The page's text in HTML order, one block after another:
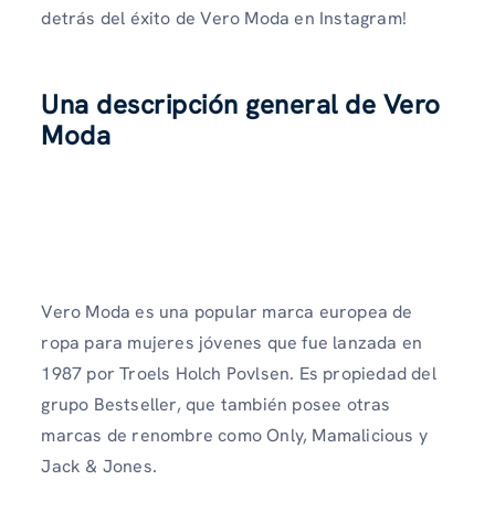
detrás del éxito de Vero Moda en Instagram!
Una descripción general de Vero
Moda
Vero Moda es una popular marca europea de
ropa para mujeres jóvenes que fue lanzada en
1987 por Troels Holch Povlsen. Es propiedad del
grupo Bestseller, que también posee otras
marcas de renombre como Only, Mamalicious y
Jack & Jones.